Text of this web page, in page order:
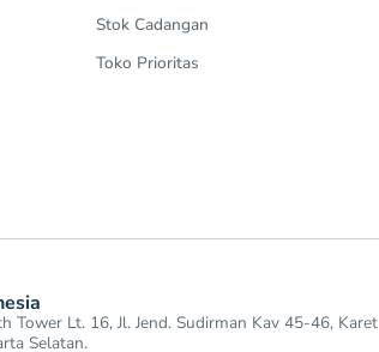
Stok Cadangan
Toko Prioritas
Tower Lt. 16, Jl. Jend. Sudirman Kav 45-46, Karet
Selatan.